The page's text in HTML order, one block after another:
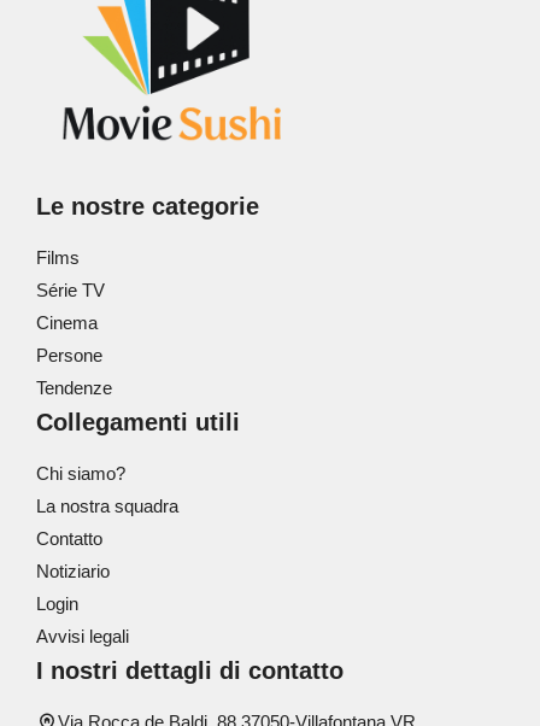
Le nostre categorie
Films
Série TV
Cinema
Persone
Tendenze
Collegamenti utili
Chi siamo?
La nostra squadra
Contatto
Notiziario
Login
Avvisi legali
I nostri dettagli di contatto
Via Rocca de Baldi, 88 37050-Villafontana VR